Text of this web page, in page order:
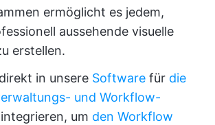
ermöglicht es jedem,
aussehende visuelle
erstellen.
in unsere Software für die
und Workflow-
integrieren, um den Workflow